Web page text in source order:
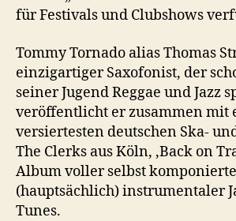
für Festivals und Clubshows
Tommy Tornado alias Thomas
einzigartiger Saxofonist, der
seiner Jugend Reggae und Jazz
veröffentlicht er zusammen mit
versiertesten deutschen Ska-
The Clerks aus Köln, ‚Back on
Album voller selbst
(hauptsächlich) instrumentaler
Tunes.